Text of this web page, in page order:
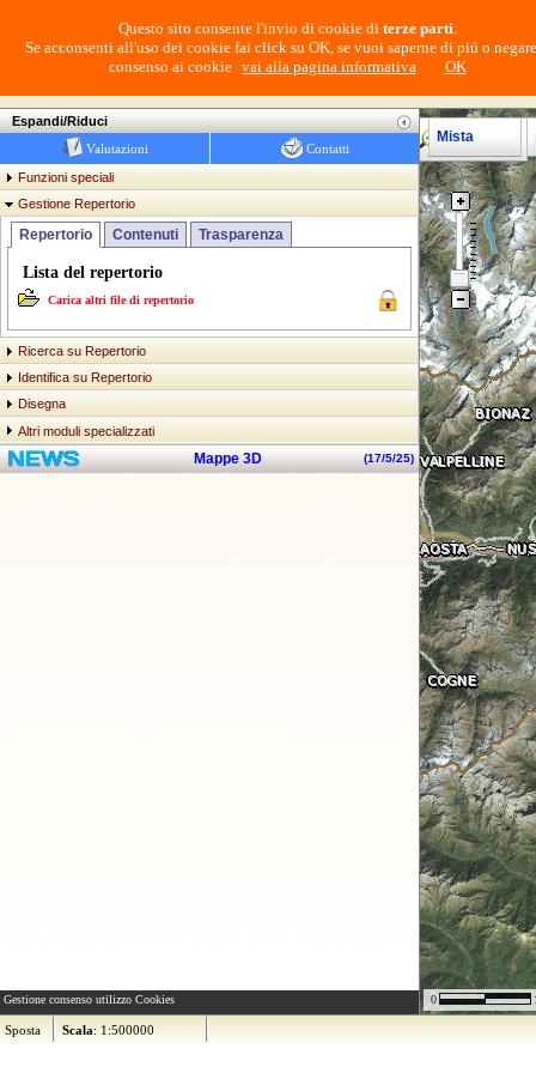
Questo sito consente l'invio di cookie di terze parti.
Se acconsenti all'uso dei cookie fai click su OK, se vuoi saperne di piú o
consenso ai cookie vai alla pagina informativa OK
Espandi/Riduci
Valutazioni
Contatti
Funzioni speciali
Gestione Repertorio
Repertorio Contenuti Trasparenza
Lista del repertorio
Carica altri file di repertorio
Ricerca su Repertorio
Identifica su Repertorio
Disegna
Altri moduli specializzati
Mappe 3D (17/5/25)
Gestione consenso utilizzo Cookies 0
Mista
Sposta Scala: 1:500000